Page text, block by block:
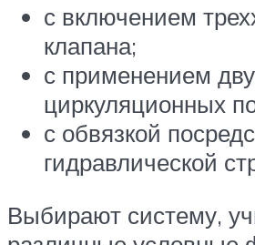
с включением
клапана;
с применением
циркуляционных
с обвязкой
гидравлической
Выбирают систему,